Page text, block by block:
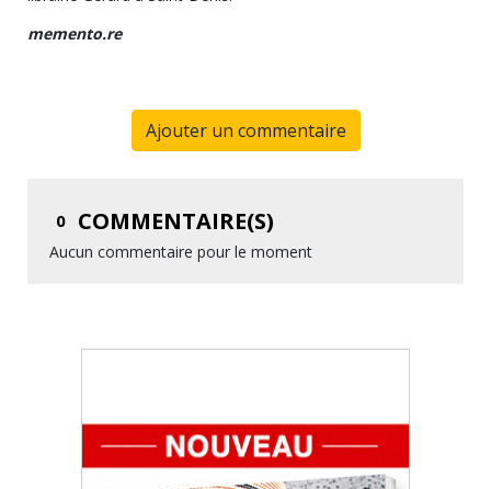
memento.re
Ajouter un commentaire
0 COMMENTAIRE(S)
Aucun commentaire pour le moment